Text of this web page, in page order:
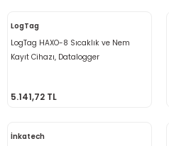
LogTag
LogTag HAXO-8 Sıcaklık ve Nem
Kayıt Cihazı, Datalogger
5.141,72 TL
İnkatech